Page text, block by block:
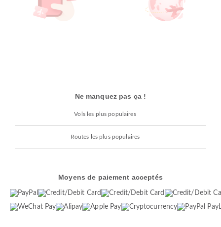
Ne manquez pas ça !
Vols les plus populaires
Routes les plus populaires
Moyens de paiement acceptés